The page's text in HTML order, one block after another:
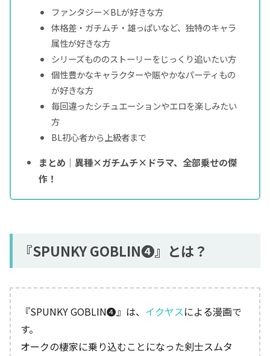
ファンタジー×BLが好きな方
体格差・ガチムチ・雄っぱいなど、独特のキャラ
属性が好きな方
シリーズもののストーリーをじっくり追いたい方
個性豊かなキャラクターや賑やかなパーティもの
が好きな方
毎回違ったシチュエーションやエロを楽しみたい
方
BL初心者から上級者まで
まとめ│異種×ガチムチ×ドラマ、全部乗せの傑
作！
『SPUNKY GOBLIN❹』とは？
『SPUNKY GOBLIN❹』は、 イクヤスによる漫画で
す。
オークの棲家に乗り込むことになった剣士スムタ